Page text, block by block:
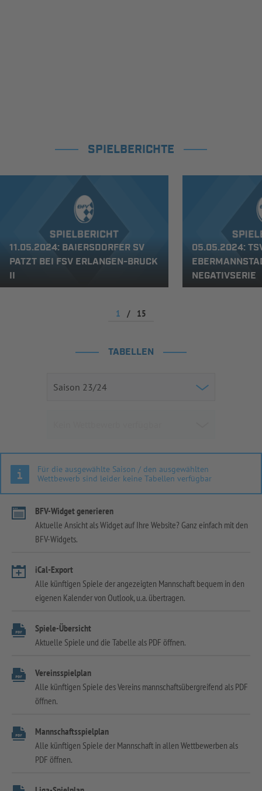
SPIELBERICHTE
11.05.2024: BAIERSDORFER SV
PATZT BEI FSV ERLANGEN-BRUCK
II
05.05.2024:
NEGATIVSERIE
1 / 15
TABELLEN
Für die ausgewählte Saison / den ausgewählten
Wettbewerb sind leider keine Tabellen verfügbar
BFV-Widget generieren
Aktuelle Ansicht als Widget auf Ihre Website? Ganz einfach mit den
BFV-Widgets.
iCal-Export
Alle künftigen Spiele der angezeigten Mannschaft bequem in den
eigenen Kalender von Outlook, u.a. übertragen.
Spiele-Übersicht
Aktuelle Spiele und die Tabelle als PDF öffnen.
Vereinsspielplan
Alle künftigen Spiele des Vereins mannschaftsübergreifend als PDF
öffnen.
Mannschaftsspielplan
Alle künftigen Spiele der Mannschaft in allen Wettbewerben als
PDF öffnen.